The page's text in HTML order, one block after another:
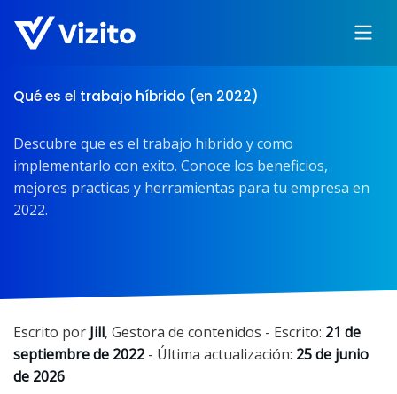
Qué es el trabajo híbrido (en 2022)
Descubre que es el trabajo hibrido y como
implementarlo con exito. Conoce los beneficios,
mejores practicas y herramientas para tu empresa en
2022.
Escrito por Jill, Gestora de contenidos - Escrito: 21 de
septiembre de 2022 - Última actualización: 25 de junio
de 2026